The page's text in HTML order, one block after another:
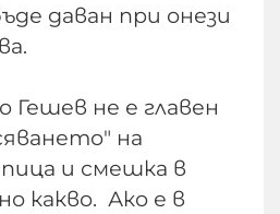
даван при онези
Гешев не е главен
на
и смешка в
какво. Ако е в